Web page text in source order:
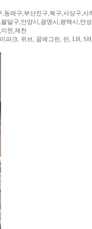
래구,부산진구,북구,사상구,사
달구,안양시,광명시,평택시,안
천,제천
파크, 위브, 꿈에그린, 린, LH,